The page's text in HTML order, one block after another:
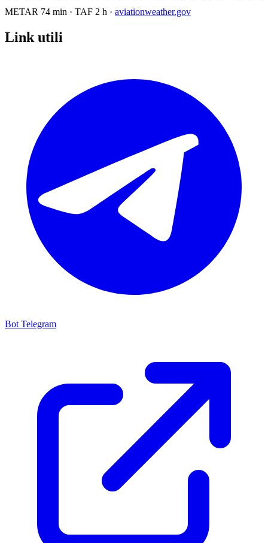
METAR 74 min · TAF 2 h · aviationweather.gov
Link utili
Bot Telegram